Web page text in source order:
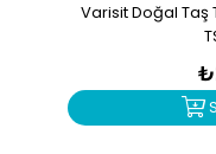
Varisit Doğal Taş